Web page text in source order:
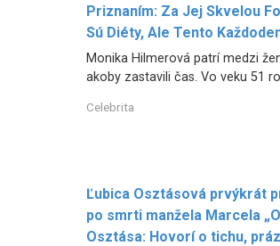
Priznaním: Za Jej Skvelou
Sú Diéty, Ale Tento
Monika Hilmerová patrí medzi
akoby zastavili čas. Vo veku 51
Celebrita
Ľubica Osztásová prvýkrát
po smrti manžela Marcela
Osztása: Hovorí o tichu,